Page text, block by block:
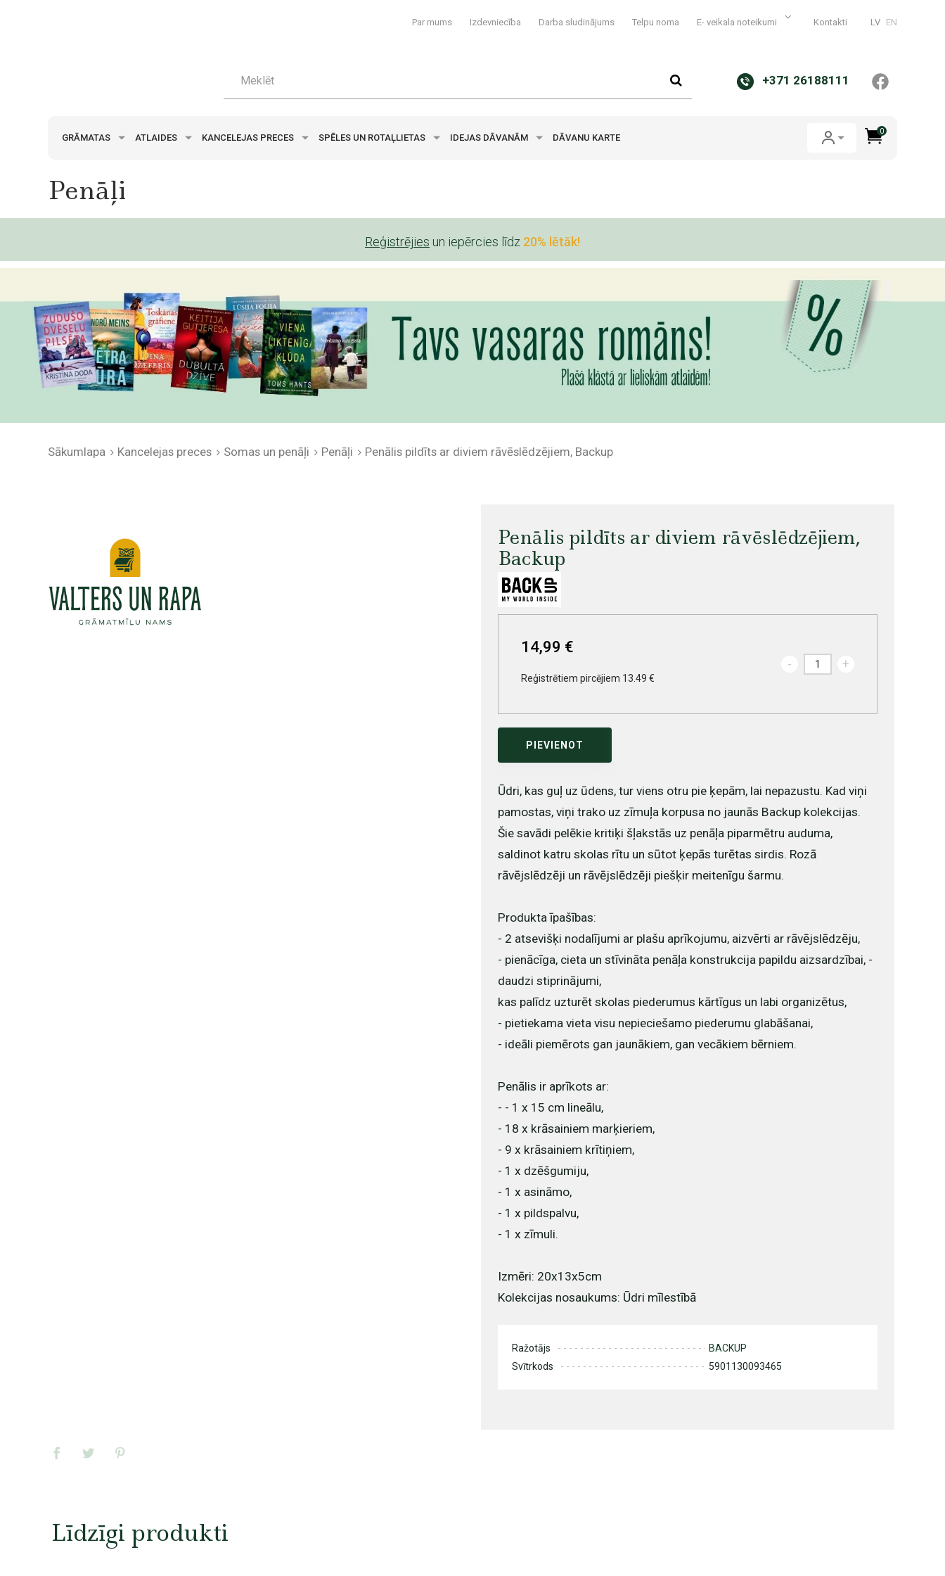
Par mums Izdevniecība Darba sludinājums Telpu noma E- veikala noteikumi Kontakti LV EN
+371 26188111
GRĀMATAS ATLAIDES KANCELEJAS PRECES SPĒLES UN ROTAĻLIETAS IDEJAS DĀVANĀM DĀVANU KARTE
0
Penāļi
Reģistrējies un iepērcies līdz 20% lētāk!
Sākumlapa Kancelejas preces Somas un penāļi Penāļi Penālis pildīts ar diviem rāvēslēdzējiem, Backup
Penālis pildīts ar diviem rāvēslēdzējiem,
Backup
14,99 €
Reģistrētiem pircējiem 13.49 €
- +
PIEVIENOT
Ūdri, kas guļ uz ūdens, tur viens otru pie ķepām, lai nepazustu. Kad viņi
pamostas, viņi trako uz zīmuļa korpusa no jaunās Backup kolekcijas.
Šie savādi pelēkie kritiķi šļakstās uz penāļa piparmētru auduma,
saldinot katru skolas rītu un sūtot ķepās turētas sirdis. Rozā
rāvējslēdzēji un rāvējslēdzēji piešķir meitenīgu šarmu.
Produkta īpašības:
- 2 atsevišķi nodalījumi ar plašu aprīkojumu, aizvērti ar rāvējslēdzēju,
- pienācīga, cieta un stīvināta penāļa konstrukcija papildu aizsardzībai, -
daudzi stiprinājumi,
kas palīdz uzturēt skolas piederumus kārtīgus un labi organizētus,
- pietiekama vieta visu nepieciešamo piederumu glabāšanai,
- ideāli piemērots gan jaunākiem, gan vecākiem bērniem.
Penālis ir aprīkots ar:
- - 1 x 15 cm lineālu,
- 18 x krāsainiem marķieriem,
- 9 x krāsainiem krītiņiem,
- 1 x dzēšgumiju,
- 1 x asināmo,
- 1 x pildspalvu,
- 1 x zīmuli.
Izmēri: 20x13x5cm
Kolekcijas nosaukums: Ūdri mīlestībā
Ražotājs
BACKUP
Svītrkods
5901130093465
Līdzīgi produkti